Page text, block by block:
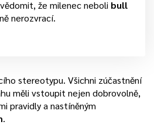
že milenec neboli bull
nerozvrací.
stereotypu. Všichni zúčastnění
měli vstoupit nejen dobrovolně,
pravidly a nastíněným
.